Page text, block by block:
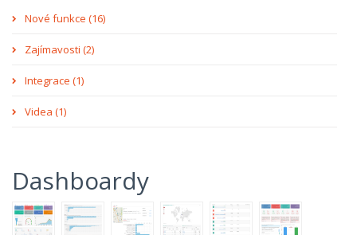
Nové funkce (16)
Zajímavosti (2)
Integrace (1)
Videa (1)
Dashboardy